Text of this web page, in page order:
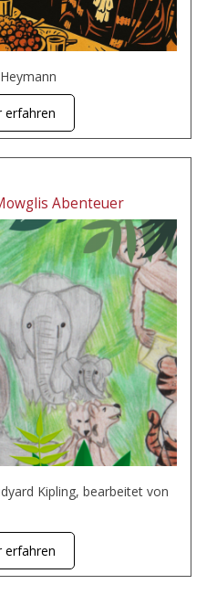
erfahren
Abenteuer
Kipling, bearbeitet von
erfahren